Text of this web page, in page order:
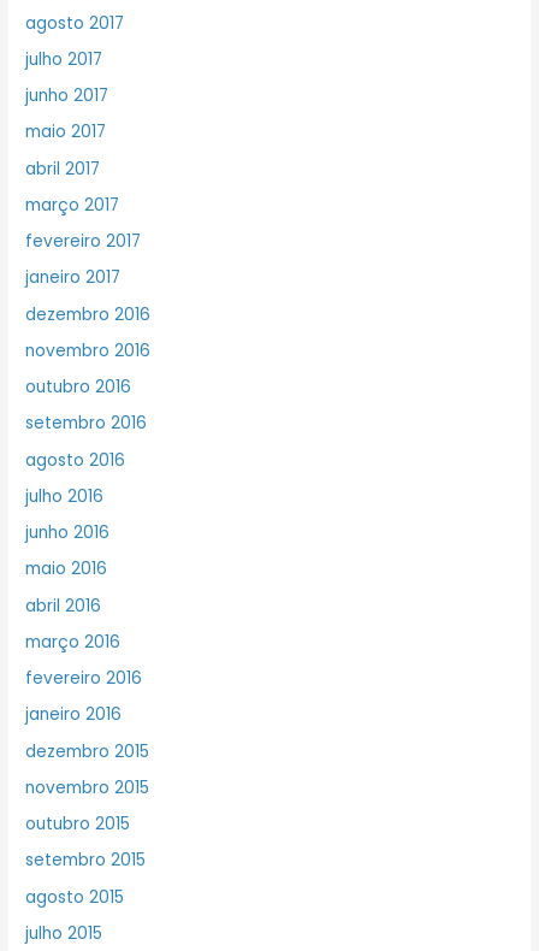
agosto 2017
julho 2017
junho 2017
maio 2017
abril 2017
março 2017
fevereiro 2017
janeiro 2017
dezembro 2016
novembro 2016
outubro 2016
setembro 2016
agosto 2016
julho 2016
junho 2016
maio 2016
abril 2016
março 2016
fevereiro 2016
janeiro 2016
dezembro 2015
novembro 2015
outubro 2015
setembro 2015
agosto 2015
julho 2015